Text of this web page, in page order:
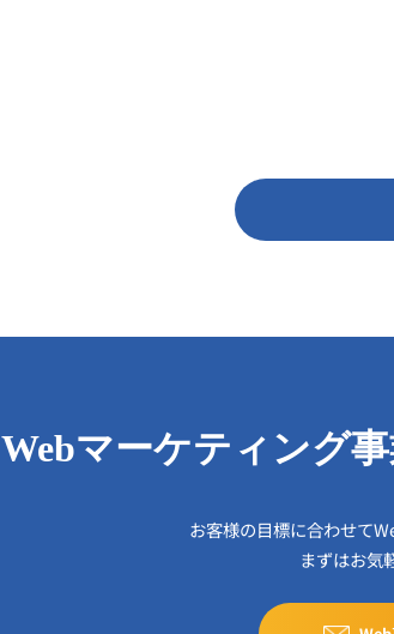
Webマーケティング
お客様の目標に合わせて
まずはお気